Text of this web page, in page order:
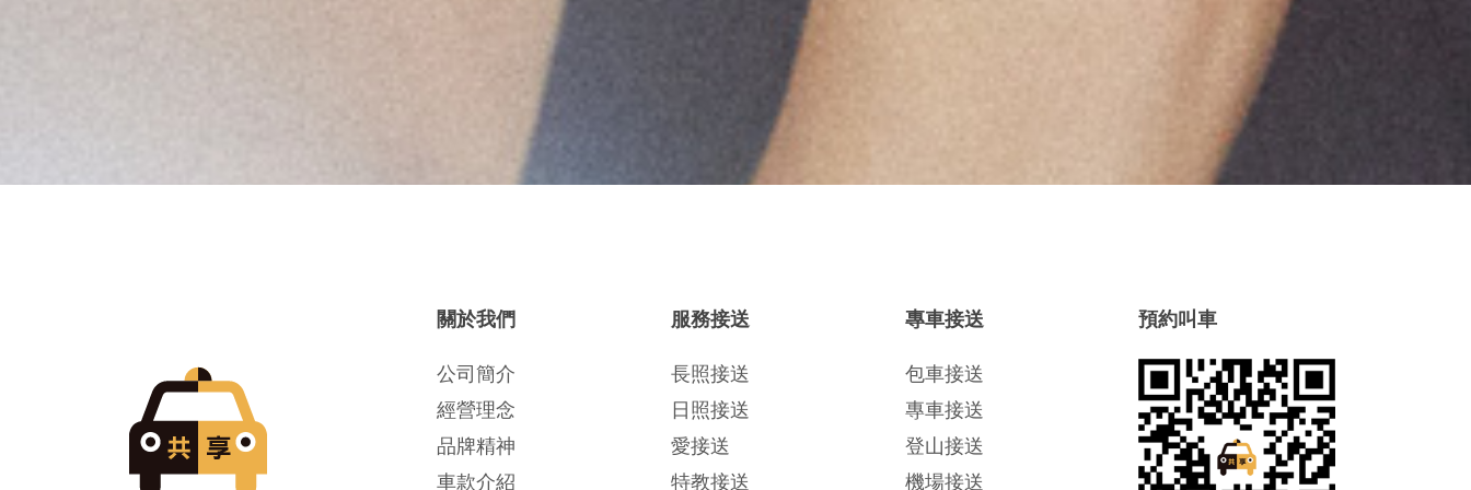
關於我們
公司簡介
經營理念
品牌精神
車款介紹
服務接送
長照接送
日照接送
愛接送
特教接送
專車接送
包車接送
專車接送
登山接送
機場接送
預約叫車